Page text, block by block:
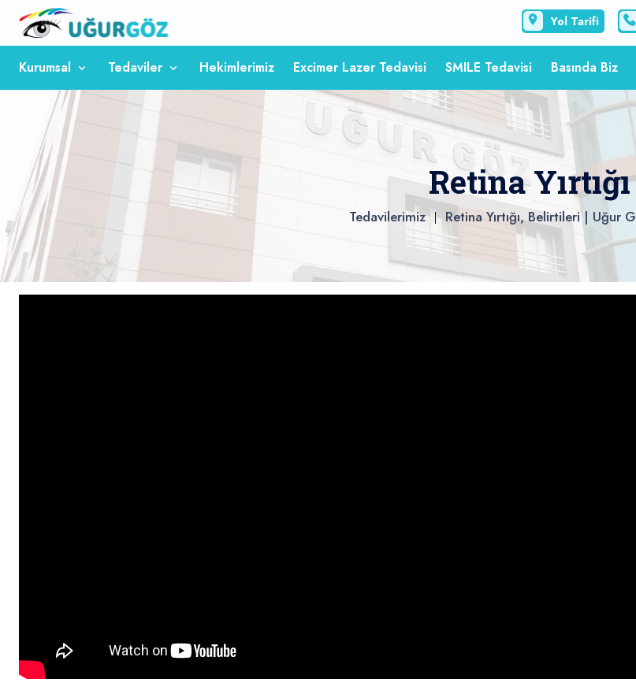
Yol Tarifi
Kurumsal Tedaviler Hekimlerimiz Excimer Lazer Tedavisi SMILE Tedavisi Basında Biz
Retina Yırtığı
Tedavilerimiz Retina Yırtığı, Belirtileri | Uğur